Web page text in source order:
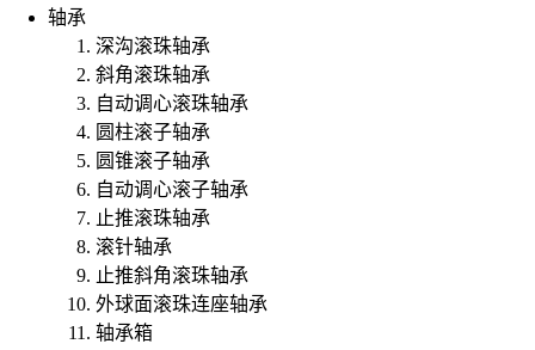
轴承
深沟滚珠轴承
斜角滚珠轴承
自动调心滚珠轴承
圆柱滚子轴承
圆锥滚子轴承
自动调心滚子轴承
止推滚珠轴承
滚针轴承
止推斜角滚珠轴承
外球面滚珠连座轴承
轴承箱